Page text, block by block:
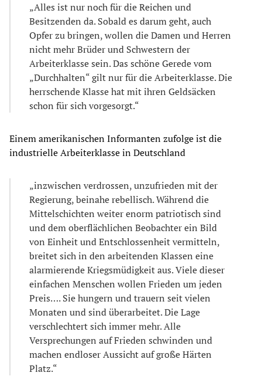
„Alles ist nur noch für die Reichen und
Besitzenden da. Sobald es darum geht, auch
Opfer zu bringen, wollen die Damen und Herren
nicht mehr Brüder und Schwestern der
Arbeiterklasse sein. Das schöne Gerede vom
„Durchhalten“ gilt nur für die Arbeiterklasse. Die
herrschende Klasse hat mit ihren Geldsäcken
schon für sich vorgesorgt.“
Einem amerikanischen Informanten zufolge ist die
industrielle Arbeiterklasse in Deutschland
„inzwischen verdrossen, unzufrieden mit der
Regierung, beinahe rebellisch. Während die
Mittelschichten weiter enorm patriotisch sind
und dem oberflächlichen Beobachter ein Bild
von Einheit und Entschlossenheit vermitteln,
breitet sich in den arbeitenden Klassen eine
alarmierende Kriegsmüdigkeit aus. Viele dieser
einfachen Menschen wollen Frieden um jeden
Preis…. Sie hungern und trauern seit vielen
Monaten und sind überarbeitet. Die Lage
verschlechtert sich immer mehr. Alle
Versprechungen auf Frieden schwinden und
machen endloser Aussicht auf große Härten
Platz.“